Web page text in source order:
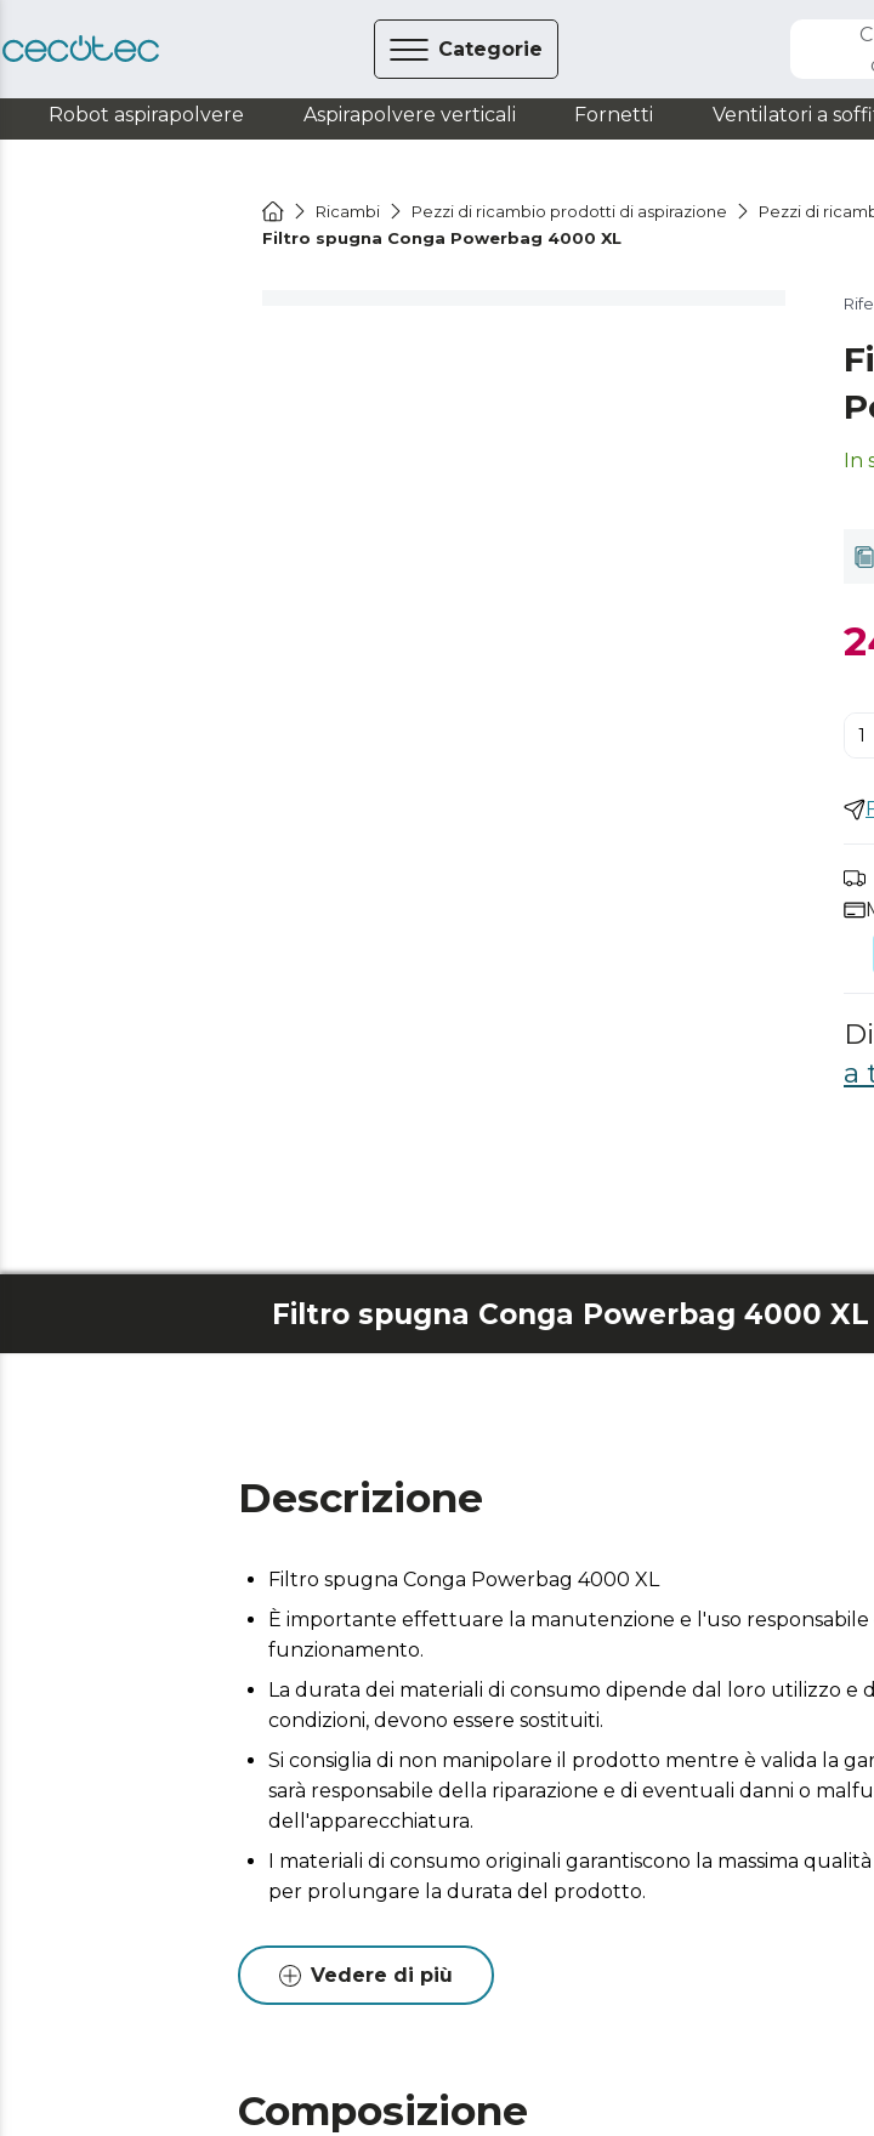
Categorie
Robot aspirapolvere Aspirapolvere verticali Fornetti Ventilatori a
Ricambi Pezzi di ricambio prodotti di aspirazione
Pezzi di
Filtro spugna Conga Powerbag 4000 XL
In
a
Filtro spugna Conga Powerbag 4000 XL
Descrizione
Filtro spugna Conga Powerbag 4000 XL
È importante effettuare la manutenzione e l'uso
funzionamento.
La durata dei materiali di consumo dipende dal loro utilizzo e
condizioni, devono essere sostituiti.
Si consiglia di non manipolare il prodotto mentre è valida la
sarà responsabile della riparazione e di eventuali danni o
dell'apparecchiatura.
I materiali di consumo originali garantiscono la massima
per prolungare la durata del prodotto.
Vedere di più
Composizione